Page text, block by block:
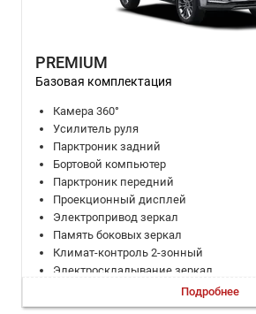
PREMIUM
Базовая комплектация
Камера 360°
Усилитель руля
Парктроник задний
Бортовой компьютер
Парктроник передний
Проекционный дисплей
Электропривод зеркал
Память боковых зеркал
Климат-контроль 2-зонный
Электроскладывание зеркал
Адаптивный круиз-контроль
Регулировка руля по вылету
Подробнее